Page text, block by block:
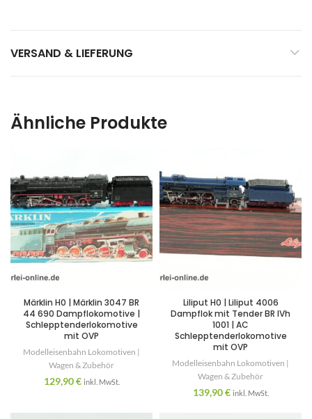
VERSAND & LIEFERUNG
Ähnliche Produkte
Märklin H0 | Märklin 3047 BR
44 690 Dampflokomotive |
Schlepptenderlokomotive
mit OVP
Modelleisenbahn Lokomotiven |
Wagen & Zubehör
129,90€ inkl. MwSt.
Liliput H0 | Liliput 4006
Dampflok mit Tender BR IVh
1001 | AC
Schlepptenderlokomotive
mit OVP
Modelleisenbahn Lokomotiven |
Wagen & Zubehör
139,90€ inkl. MwSt.